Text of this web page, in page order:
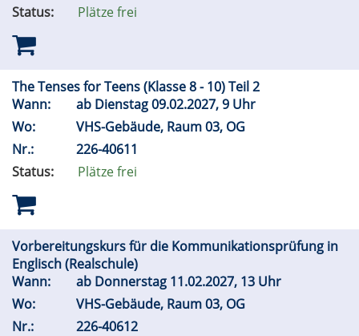
Status:
Plätze frei
The Tenses for Teens (Klasse 8 - 10) Teil 2
Wann:
ab Dienstag 09.02.2027, 9 Uhr
Wo:
VHS-Gebäude, Raum 03, OG
Nr.:
226-40611
Status:
Plätze frei
Vorbereitungskurs für die Kommunikationsprüfung in
Englisch (Realschule)
Wann:
ab Donnerstag 11.02.2027, 13 Uhr
Wo:
VHS-Gebäude, Raum 03, OG
Nr.:
226-40612